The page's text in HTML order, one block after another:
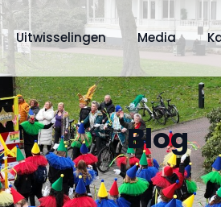
Uitwisselingen Media
Blog